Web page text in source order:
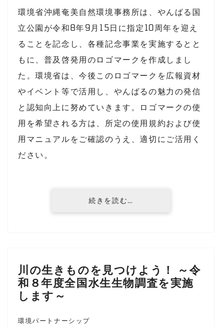
環境省沖縄奄美自然環境事務所は、 やんばる国
立公園 が令和8年9月15日に指定10周年を迎え
ることを記念し、各種記念事業を実施するとと
もに、普及啓発用のロゴマークを作成しまし
た。環境省は、今後このロゴマークを広報資材
やイベント等で活用し、やんばるの魅力の発信
と認知向上に努めていきます。ロゴマークの使
用を希望される方は、所定の使用規約および使
用マニュアルをご確認のうえ、適切にご活用く
ださい。
続きを読む…
川の生きものを見つけよう！ ～令
和８年度全国水生生物調査を実施
します～
環境パートナーシップ